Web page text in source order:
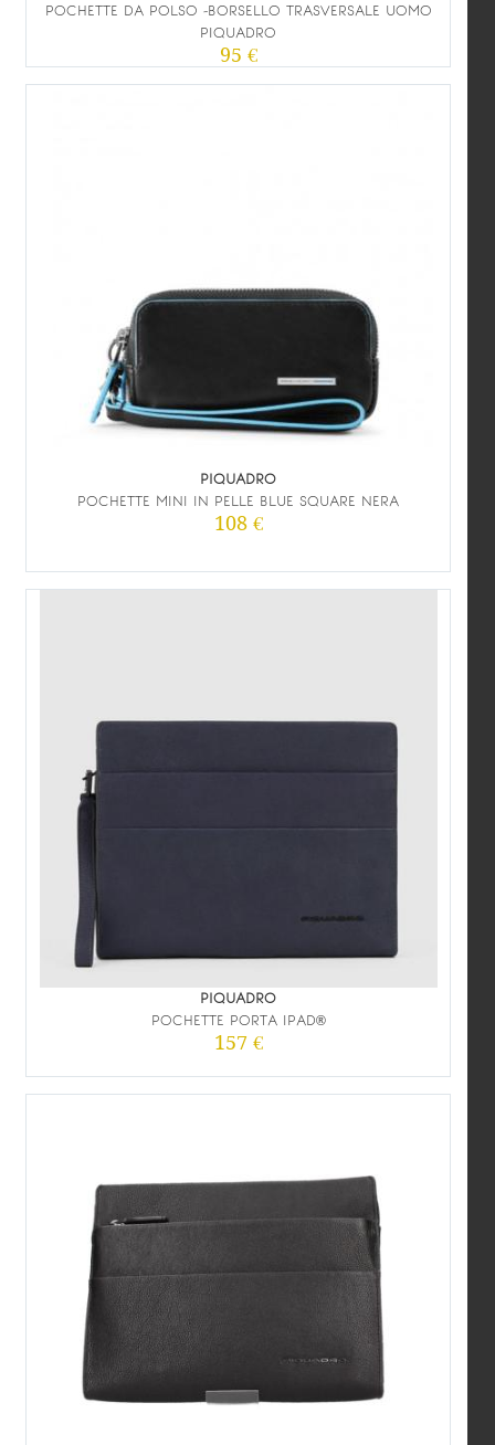
POCHETTE DA POLSO -BORSELLO TRASVERSALE UOMO
PIQUADRO
95 €
PIQUADRO
POCHETTE MINI IN PELLE BLUE SQUARE NERA
108 €
PIQUADRO
POCHETTE PORTA IPAD®
157 €